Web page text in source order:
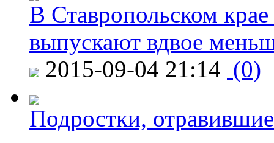
В Ставропольском
выпускают вдвое
2015-09-04 21:14 (0)
Подростки,